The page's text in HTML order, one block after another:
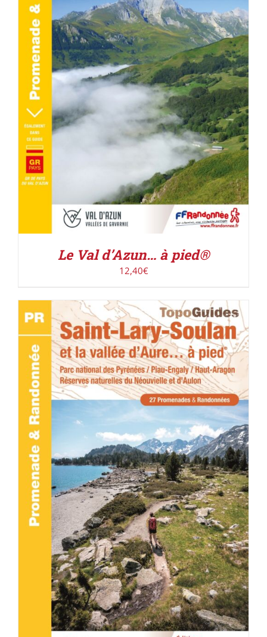
ACHETER LE PRODUIT DÉTAILS
Le Val d’Azun… à pied®
12,40€
ACHETER LE PRODUIT / DÉTAILS